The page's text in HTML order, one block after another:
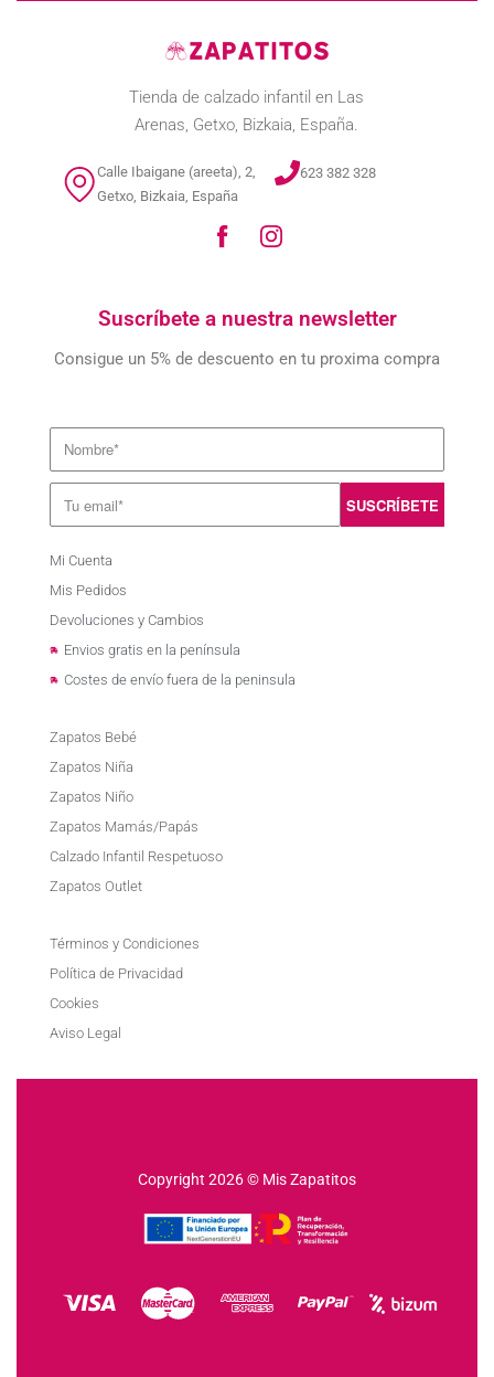
Tienda de calzado infantil en Las
Arenas, Getxo, Bizkaia, España.
Calle Ibaigane (areeta), 2,
Getxo, Bizkaia, España
623 382 328
Suscríbete a nuestra newsletter
Consigue un 5% de descuento en tu proxima compra
Mi Cuenta
Mis Pedidos
Devoluciones y Cambios
Envios gratis en la península
Costes de envío fuera de la peninsula
Zapatos Bebé
Zapatos Niña
Zapatos Niño
Zapatos Mamás/Papás
Calzado Infantil Respetuoso
Zapatos Outlet
Términos y Condiciones
Política de Privacidad
Cookies
Aviso Legal
Copyright 2026 © Mis Zapatitos